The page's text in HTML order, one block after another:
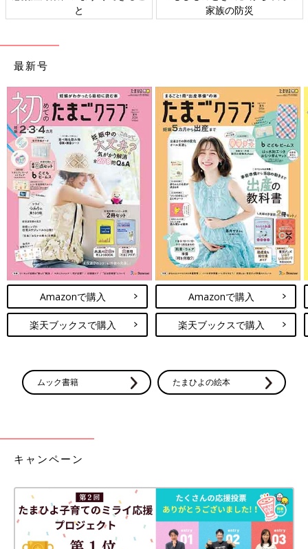
派な成長記録になります。身長・体重なども残しておけば、わが
1日の大半を赤ちゃんと2人だけで過ごすママや、日中に大人と話
す機会が少ないママは、悩みやストレスを溜めがち。発散せずに
我慢していると、ママの体調不良だけでなく、赤ちゃんにも悪影
響を及ぼします。人には話しにくいことや、パパに言っても理解
してもらえないことなどは、育児日記に書くだけでも気持ちがラ
クに。｢だれかに見られるのは困るから、ストレス発散用にもう1
つ準備した｣なんていうママもいるほどです。だれかに相談した
くなったら、記録したことを参考にして話しても◎。育児日記
は、ママのしんどい思いを軽減させるツールにもなります。
育児日記の種類と選び方、ココがポイント！
育児日記は、その種類もタイプもさまざま。ママの考えや好みな
どに合ったものを選び、無理なく進めたいものです。ここでは、
育児日記の種類やその長所・短所、選ぶときのポイントを解説。
｢どんな育児日記にしたいか｣をイメージしながら読み進めてくだ
と
家族の防災
最新号
Amazonで購入
楽天ブックスで購入
Amazonで購入
楽天ブックスで購入
ムック書籍 たまひよの絵本
キャンペーン